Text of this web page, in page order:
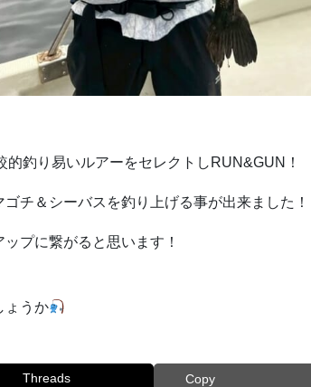
釣り易いルアーをセレクトしRUN&GUN！
チ＆シーバスを釣り上げる事が出来ました！
プに繋がると思います！
ょうか
Threads Copy